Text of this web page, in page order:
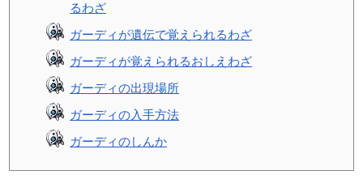
るわざ
ガーディが遺伝で覚えられるわざ
ガーディが覚えられるおしえわざ
ガーディの出現場所
ガーディの入手方法
ガーディのしんか